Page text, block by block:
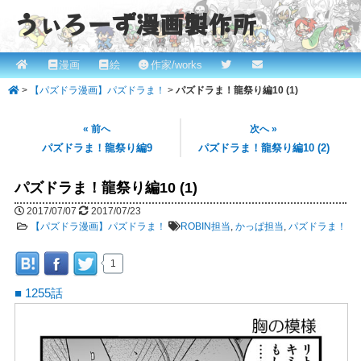
うぃろーず漫画製作所
ROBINとかっぱの漫画スタジオ！ willows.online
メ
イ
メ
イ
ン
テ
ツ
へ
漫画 絵 作家/works
> 【パズドラ漫画】パズドラま！ > パズドラま！龍祭り編10 (1)
« 前へ
パズドラま！龍祭り編9
次へ »
パズドラま！龍祭り編10 (2)
パズドラま！龍祭り編10 (1)
2017/07/07
2017/07/23
【パズドラ漫画】パズドラま！
ROBIN担当,かっぱ担当,パズドラま！
1
■ 1255話